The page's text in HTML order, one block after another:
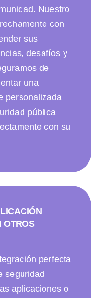
Nuestro
con
sus
desafíos y
de
una
personalizada
pública
con su
OTROS
perfecta
seguridad
aplicaciones o